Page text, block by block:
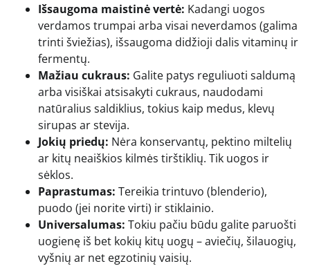
Išsaugoma maistinė vertė: Kadangi uogos
verdamos trumpai arba visai neverdamos (galima
trinti šviežias), išsaugoma didžioji dalis vitaminų ir
fermentų.
Mažiau cukraus: Galite patys reguliuoti saldumą
arba visiškai atsisakyti cukraus, naudodami
natūralius saldiklius, tokius kaip medus, klevų
sirupas ar stevija.
Jokių priedų: Nėra konservantų, pektino miltelių
ar kitų neaiškios kilmės tirštiklių. Tik uogos ir
sėklos.
Paprastumas: Tereikia trintuvo (blenderio),
puodo (jei norite virti) ir stiklainio.
Universalumas: Tokiu pačiu būdu galite paruošti
uogienę iš bet kokių kitų uogų – aviečių, šilauogių,
vyšnių ar net egzotinių vaisių.